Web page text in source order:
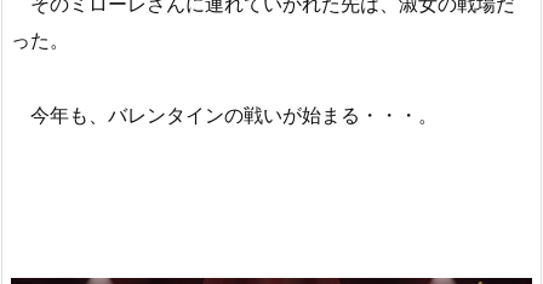
った。
今年も、バレンタインの戦いが始まる・・・。